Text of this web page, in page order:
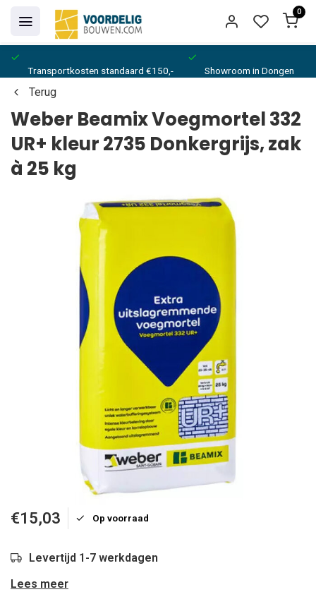
0
Transportkosten standaard €150,- Showroom in Dongen
Terug
Weber Beamix Voegmortel 332
UR+ kleur 2735 Donkergrijs, zak
à 25 kg
€15,03 Op voorraad
Levertijd 1-7 werkdagen
Lees meer